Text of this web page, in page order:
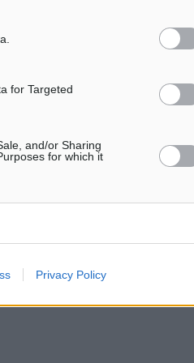
for Targeted
and/or Sharing
for which it
Privacy Policy
Υπενθύμιση:
Για την μερική αναπαραγωγή της
είδησης από άλλες ιστοσελίδες
παρακάτω παρεχόμενου
συνδέσμου παραπομπής προς το